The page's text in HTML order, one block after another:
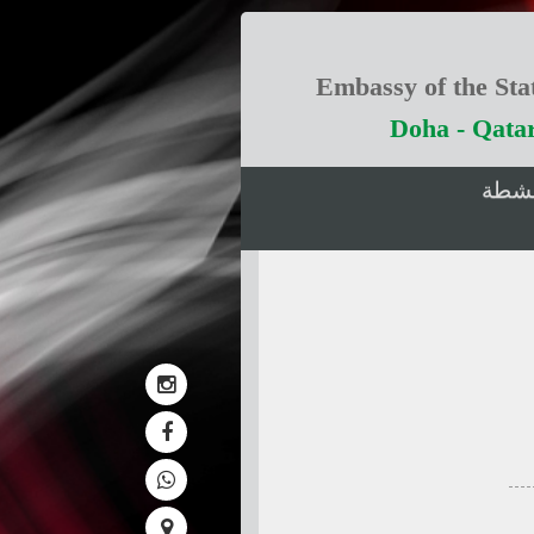
Embassy of the
Doha -